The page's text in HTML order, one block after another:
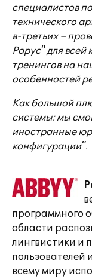
специалистов
технического
в-третьих –
Рарус" для всей
тренингов на
особенностей
Как большой
системы: мы
иностранные
конфигурации".
программного
области
лингвистики и
пользователей
всему миру